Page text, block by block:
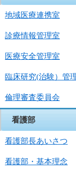
地域医療連携室
診療情報管理室
医療安全管理室
臨床研究(治験）管
倫理審査委員会
看護部
看護部長あいさつ
看護部・基本理念